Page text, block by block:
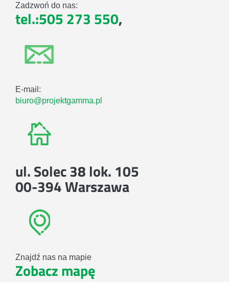
Zadzwoń do nas:
tel.:505 273 550,
E-mail:
biuro@projektgamma.pl
ul. Solec 38 lok. 105
00-394 Warszawa
Znajdź nas na mapie
Zobacz mapę